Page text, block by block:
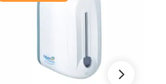
FAVORILERE EKLE